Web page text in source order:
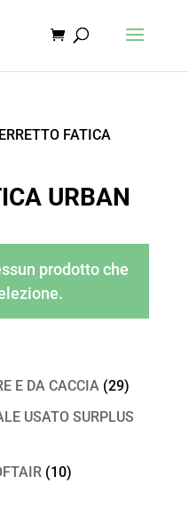
FATICA
URBAN
prodotto che
E DA CACCIA (29)
USATO SURPLUS
(10)